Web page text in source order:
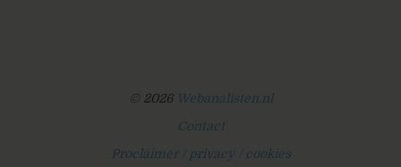
© 2026 Webanalisten.nl
Contact
Proclaimer / privacy / cookies